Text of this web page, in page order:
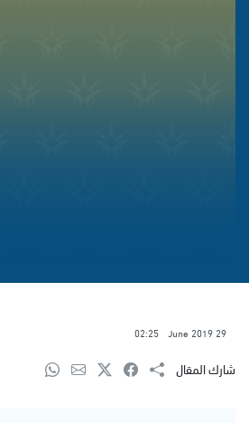
29 June 2019
02:25
شارك المقال